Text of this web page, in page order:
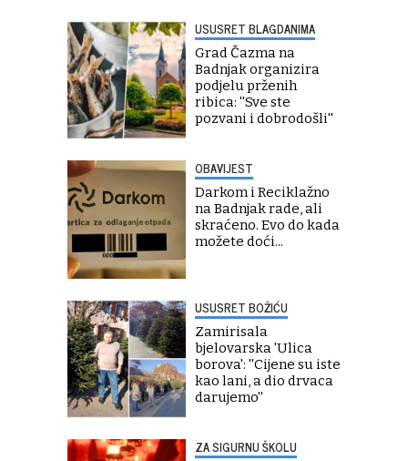
USUSRET BLAGDANIMA
Grad Čazma na
Badnjak organizira
podjelu prženih
ribica: ''Sve ste
pozvani i dobrodošli''
OBAVIJEST
Darkom i Reciklažno
na Badnjak rade, ali
skraćeno. Evo do kada
možete doći...
USUSRET BOŽIĆU
Zamirisala
bjelovarska 'Ulica
borova': ''Cijene su iste
kao lani, a dio drvaca
darujemo''
ZA SIGURNU ŠKOLU